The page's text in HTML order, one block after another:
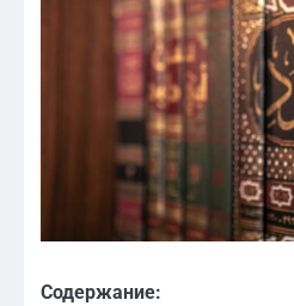
Содержание: